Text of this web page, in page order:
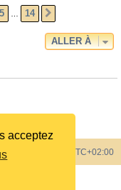
acceptez
5 14
ALLER À
Heures au format UTC+02:00
phpBB Limited